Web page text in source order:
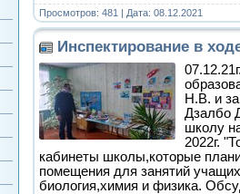
Просмотров: 481 | Дата: 08.12.2021
Инспектирование в
Н.В. и
Дзалбо
школу
2022г.
кабинеты школы,которые
помещения для занятий
биология,химия и физика.